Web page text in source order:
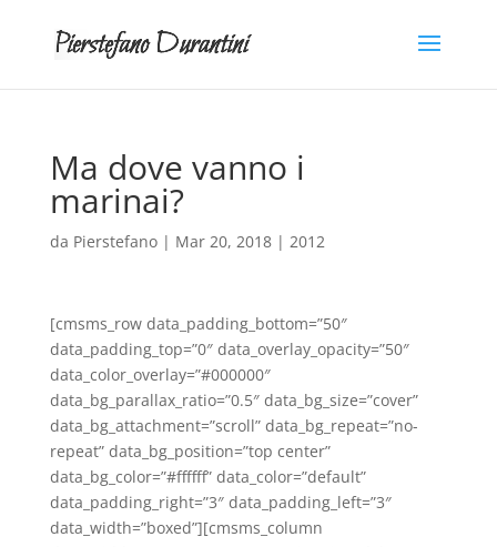
Ma dove vanno i
marinai?
da Pierstefano| Mar 20, 2018| 2012
[cmsms_row data_padding_bottom=”50″
data_padding_top=”0″ data_overlay_opacity=”50″
data_color_overlay=”#000000″
data_bg_parallax_ratio=”0.5″ data_bg_size=”cover”
data_bg_attachment=”scroll” data_bg_repeat=”no-
repeat” data_bg_position=”top center”
data_bg_color=”#ffffff” data_color=”default”
data_padding_right=”3″ data_padding_left=”3″
data_width=”boxed”][cmsms_column